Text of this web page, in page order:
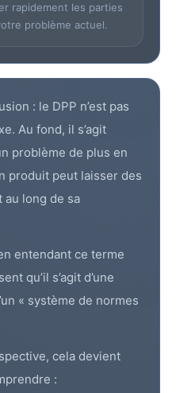
rapidement les parties
problème actuel.
: le DPP n’est pas
Au fond, il s’agit
problème de plus en
produit peut laisser des
au long de sa
entendant ce terme
qu’il s’agit d’une
« système de normes
cela devient
: